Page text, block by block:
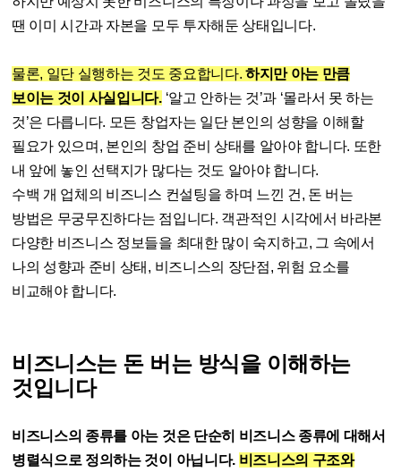
땐 이미 시간과 자본을 모두 투자해둔 상태입니다.
물론, 일단 실행하는 것도 중요합니다. 하지만 아는 만큼
보이는 것이 사실입니다.‘알고 안하는 것’과 ‘몰라서 못 하는
것’은 다릅니다. 모든 창업자는 일단 본인의 성향을 이해할
필요가 있으며, 본인의 창업 준비 상태를 알아야 합니다. 또한
내 앞에 놓인 선택지가 많다는 것도 알아야 합니다.
수백 개 업체의 비즈니스 컨설팅을 하며 느낀 건, 돈 버는
방법은 무궁무진하다는 점입니다. 객관적인 시각에서 바라본
다양한 비즈니스 정보들을 최대한 많이 숙지하고, 그 속에서
나의 성향과 준비 상태, 비즈니스의 장단점, 위험 요소를
비교해야 합니다.
비즈니스는 돈 버는 방식을 이해하는
것입니다
비즈니스의 종류를 아는 것은 단순히 비즈니스 종류에 대해서
병렬식으로 정의하는 것이 아닙니다. 비즈니스의 구조와